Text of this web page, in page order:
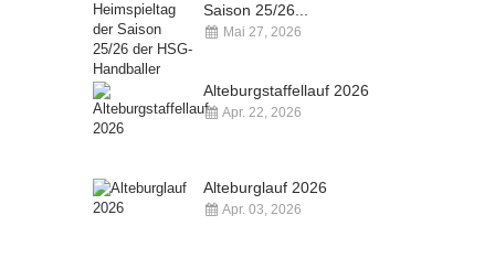
Saison 25/26...
Mai 27, 2026
Alteburgstaffellauf 2026
Apr. 22, 2026
Alteburglauf 2026
Apr. 03, 2026